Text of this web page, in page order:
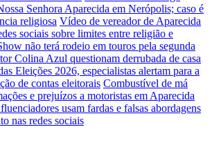
Senhora Aparecida em Nerópolis; caso é
religiosa Vídeo de vereador de Aparecida
sociais sobre limites entre religião e
não terá rodeio em touros pela segunda
Colina Azul questionam derrubada de casa
Eleições 2026, especialistas alertam para a
de contas eleitorais Combustível de má
e prejuízos a motoristas em Aparecida
usam fardas e falsas abordagens
nas redes sociais